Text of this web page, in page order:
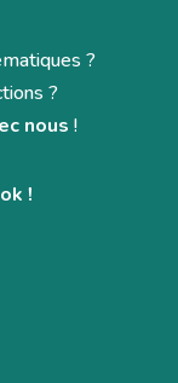
?
?
nous !
!